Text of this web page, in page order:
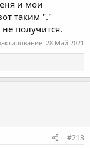
и мои
таким "."
получится.
28 Май 2021
#218